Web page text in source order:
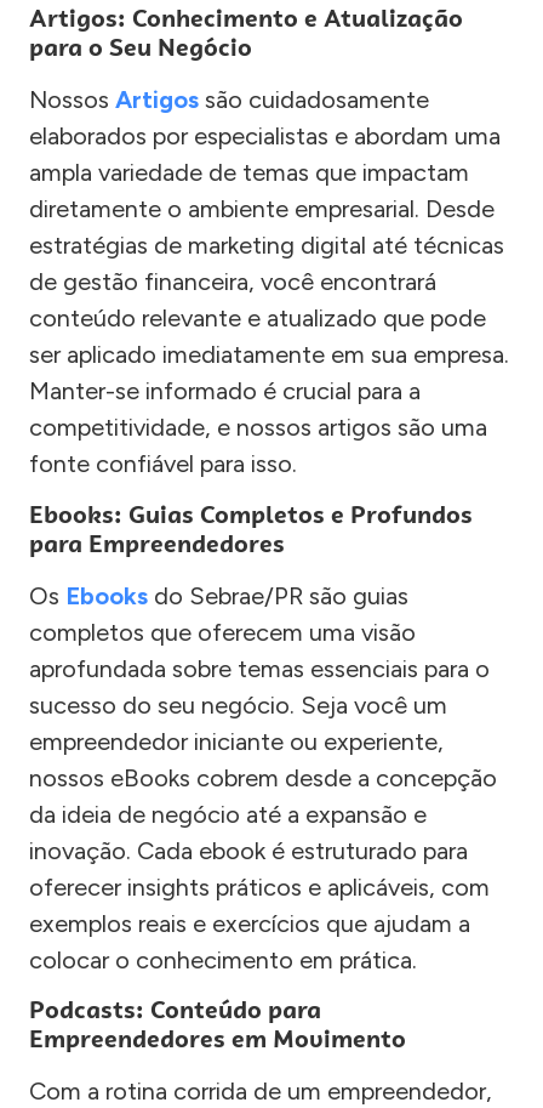
Artigos: Conhecimento e Atualização
para o Seu Negócio
Nossos Artigos são cuidadosamente
elaborados por especialistas e abordam uma
ampla variedade de temas que impactam
diretamente o ambiente empresarial. Desde
estratégias de marketing digital até técnicas
de gestão financeira, você encontrará
conteúdo relevante e atualizado que pode
ser aplicado imediatamente em sua empresa.
Manter-se informado é crucial para a
competitividade, e nossos artigos são uma
fonte confiável para isso.
Ebooks: Guias Completos e Profundos
para Empreendedores
Os Ebooks do Sebrae/PR são guias
completos que oferecem uma visão
aprofundada sobre temas essenciais para o
sucesso do seu negócio. Seja você um
empreendedor iniciante ou experiente,
nossos eBooks cobrem desde a concepção
da ideia de negócio até a expansão e
inovação. Cada ebook é estruturado para
oferecer insights práticos e aplicáveis, com
exemplos reais e exercícios que ajudam a
colocar o conhecimento em prática.
Podcasts: Conteúdo para
Empreendedores em Movimento
Com a rotina corrida de um empreendedor,